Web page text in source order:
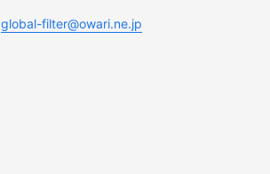
global-filter@owari.ne.jp